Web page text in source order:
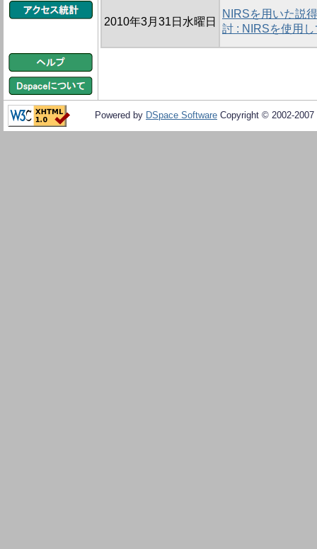
2010年3月31日水曜日
NIRSを用いた説
討 : NIRSを使用し
Powered by DSpace Software Copyright © 2002-2007